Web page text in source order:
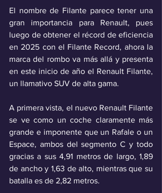
El nombre de Filante parece tener una
gran importancia para Renault, pues
luego de obtener el récord de eficiencia
en 2025 con el Filante Record, ahora la
marca del rombo va más allá y presenta
en este inicio de año el Renault Filante,
un llamativo SUV de alta gama.
A primera vista, el nuevo Renault Filante
se ve como un coche claramente más
grande e imponente que un Rafale o un
Espace, ambos del segmento C y todo
gracias a sus 4,91 metros de largo, 1,89
de ancho y 1,63 de alto, mientras que su
batalla es de 2,82 metros.